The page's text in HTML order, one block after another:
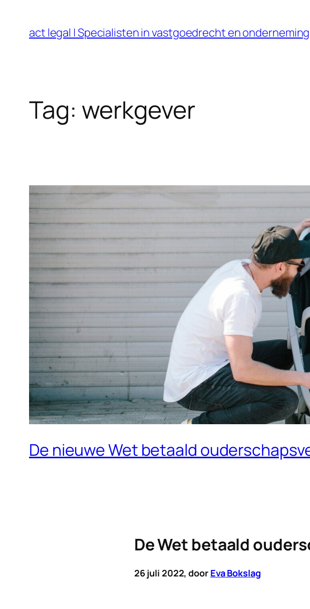
act legal | Specialisten in vastgoedrecht en
Tag: werkgever
De nieuwe Wet betaald
De Wet betaald
26 juli 2022, door Eva Bokslag